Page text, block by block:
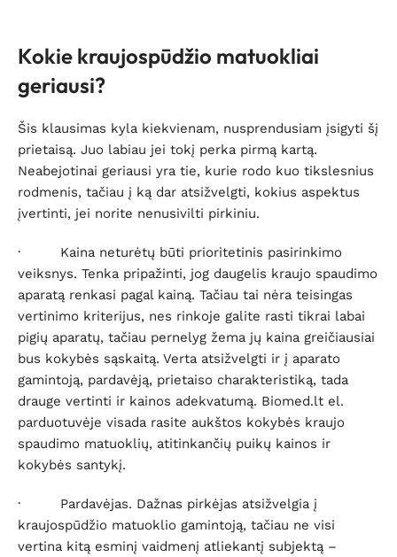
Kokie kraujospūdžio matuokliai
geriausi?
Šis klausimas kyla kiekvienam, nusprendusiam įsigyti šį
prietaisą. Juo labiau jei tokį perka pirmą kartą.
Neabejotinai geriausi yra tie, kurie rodo kuo tikslesnius
rodmenis, tačiau į ką dar atsižvelgti, kokius aspektus
įvertinti, jei norite nenusivilti pirkiniu.
· Kaina neturėtų būti prioritetinis pasirinkimo
veiksnys. Tenka pripažinti, jog daugelis kraujo spaudimo
aparatą renkasi pagal kainą. Tačiau tai nėra teisingas
vertinimo kriterijus, nes rinkoje galite rasti tikrai labai
pigių aparatų, tačiau pernelyg žema jų kaina greičiausiai
bus kokybės sąskaitą. Verta atsižvelgti ir į aparato
gamintoją, pardavėją, prietaiso charakteristiką, tada
drauge vertinti ir kainos adekvatumą. Biomed.lt el.
parduotuvėje visada rasite aukštos kokybės kraujo
spaudimo matuoklių, atitinkančių puikų kainos ir
kokybės santykį.
· Pardavėjas. Dažnas pirkėjas atsižvelgia į
kraujospūdžio matuoklio gamintoją, tačiau ne visi
vertina kitą esminį vaidmenį atliekantį subjektą –